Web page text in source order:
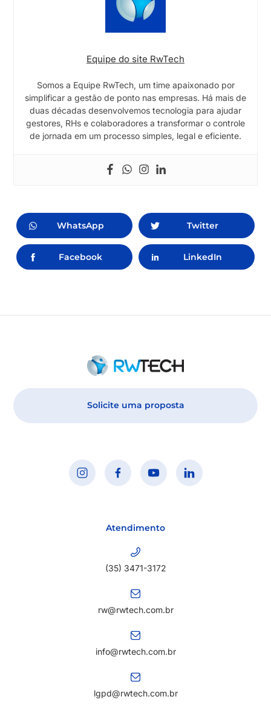
Equipe do site RwTech
Somos a Equipe RwTech, um time apaixonado por
simplificar a gestão de ponto nas empresas. Há mais de
duas décadas desenvolvemos tecnologia para ajudar
gestores, RHs e colaboradores a transformar o controle
de jornada em um processo simples, legal e eficiente.
WhatsApp Twitter
Facebook LinkedIn
Solicite uma proposta
Atendimento
(35) 3471-3172
rw@rwtech.com.br
info@rwtech.com.br
lgpd@rwtech.com.br